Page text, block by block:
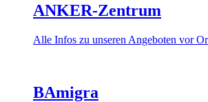
ANKER-Zentrum
Alle Infos zu unseren Angeboten vor
BAmigra